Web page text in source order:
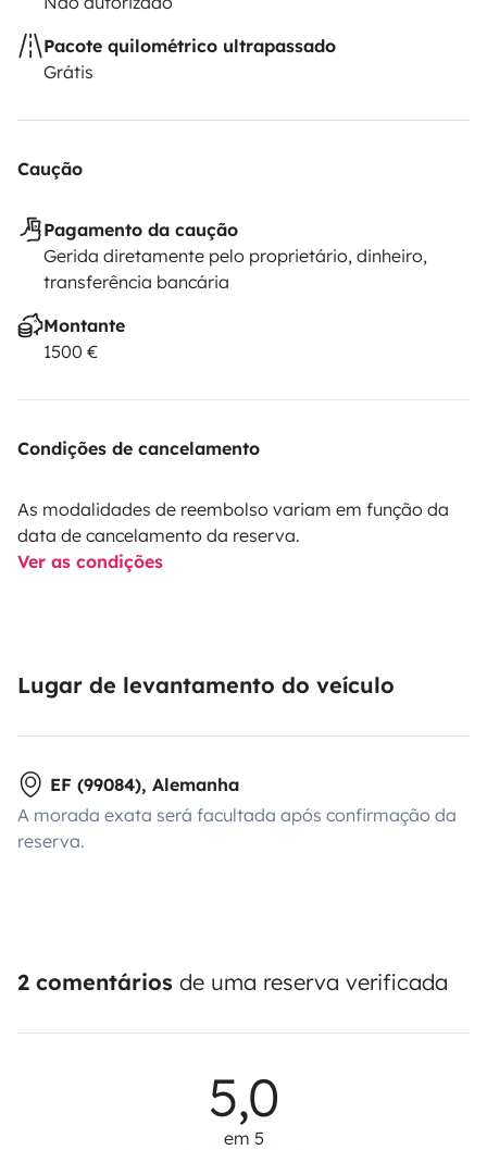
Pacote quilométrico ultrapassado
Grátis
Caução
Pagamento da caução
Gerida diretamente pelo proprietário, dinheiro,
transferência bancária
Montante
1500 €
Condições de cancelamento
As modalidades de reembolso variam em função da
data de cancelamento da reserva.
Ver as condições
Lugar de levantamento do veículo
EF (99084), Alemanha
A morada exata será facultada após confirmação da
reserva.
2 comentários de uma reserva verificada
5,0
em 5